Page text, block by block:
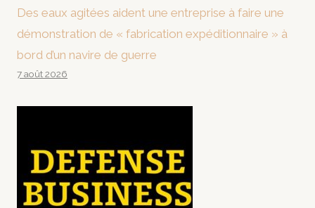
Des eaux agitées aident une entreprise à faire une
démonstration de « fabrication expéditionnaire » à
bord d’un navire de guerre
7 août 2026